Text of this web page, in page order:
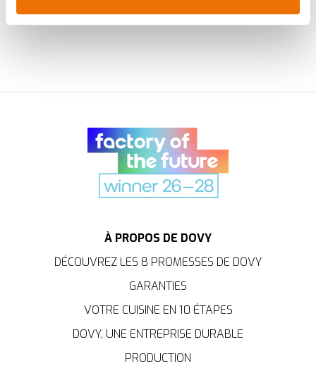
acceptant les cookies, vous profitez d'une navigation
35 third parties
who may receive and
process your information.
À PROPOS DE DOVY
DÉCOUVREZ LES 8 PROMESSES DE DOVY
GARANTIES
VOTRE CUISINE EN 10 ÉTAPES
DOVY, UNE ENTREPRISE DURABLE
PRODUCTION